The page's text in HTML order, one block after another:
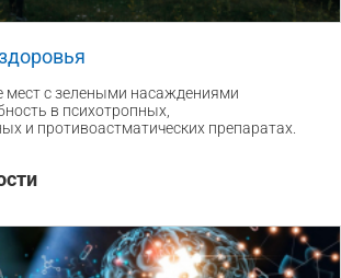
мест с зелеными насаждениями
в психотропных,
и противоастматических препаратах.